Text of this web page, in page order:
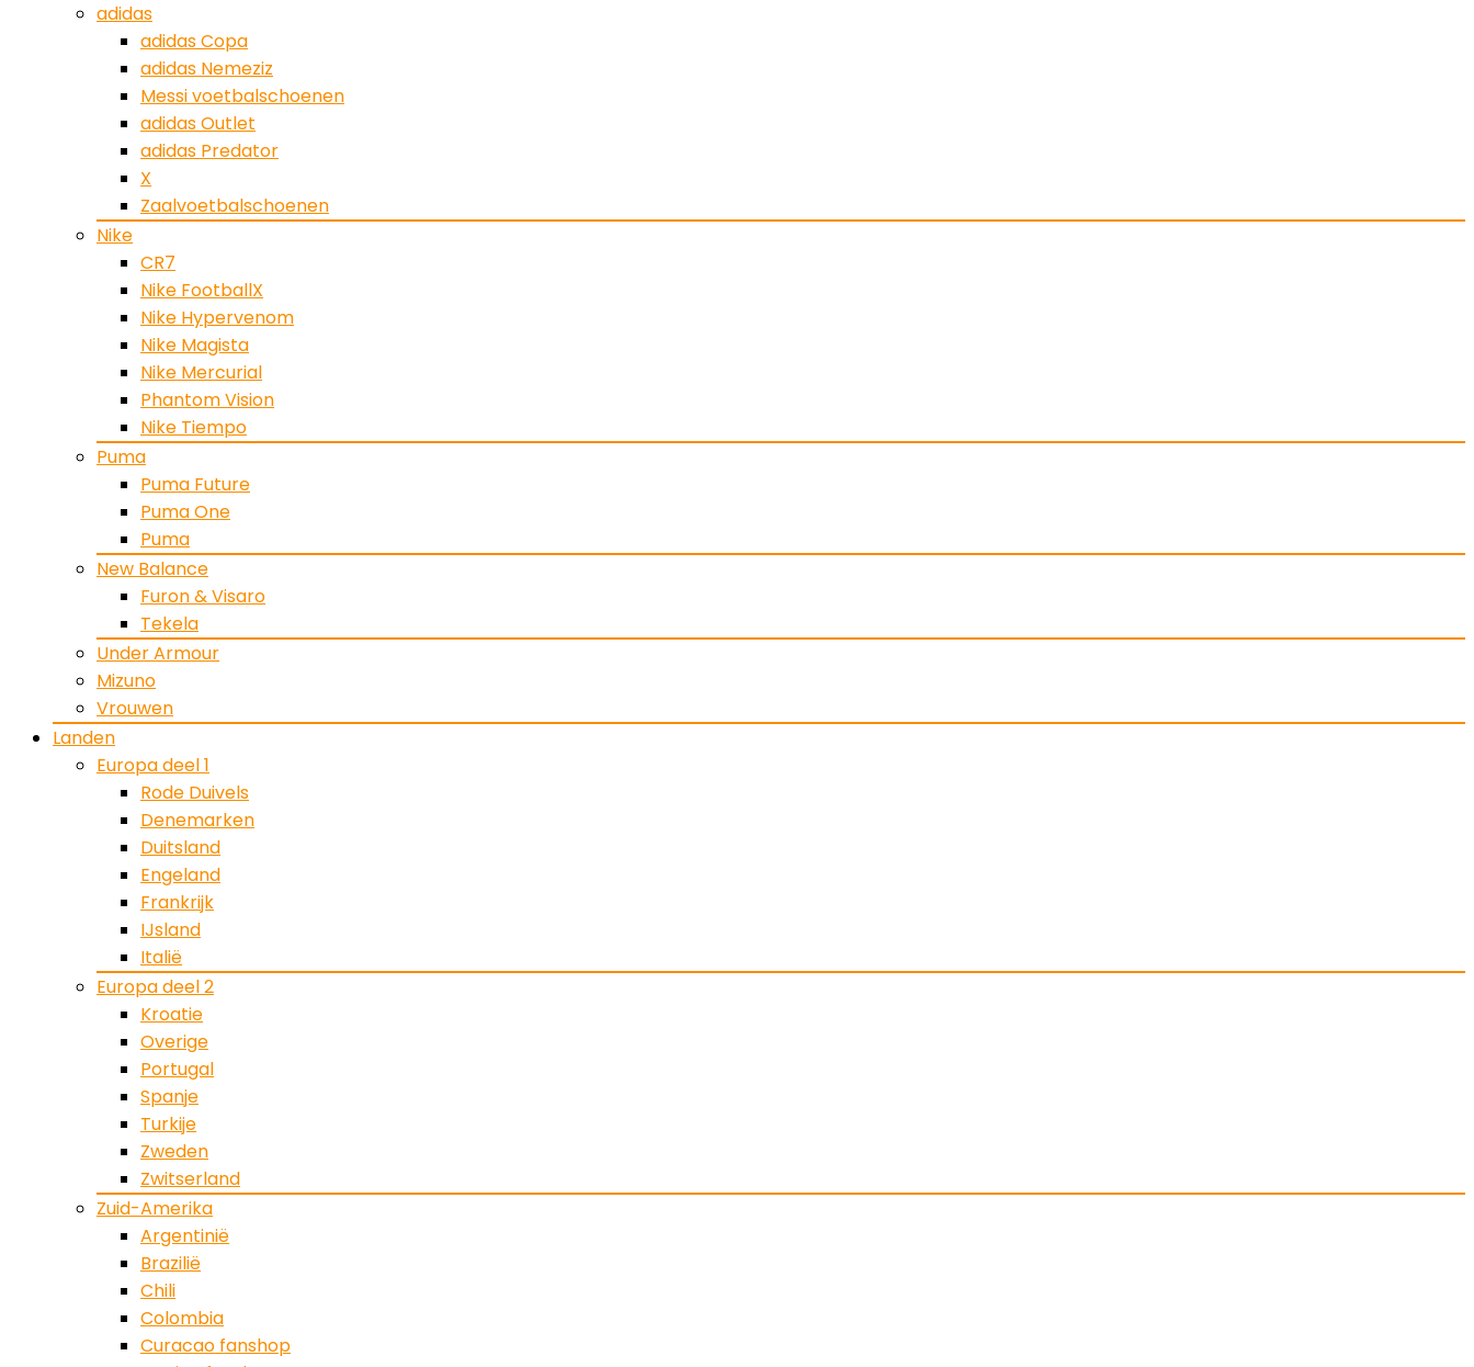
adidas
adidas Copa
adidas Nemeziz
Messi voetbalschoenen
adidas Outlet
adidas Predator
X
Zaalvoetbalschoenen
Nike
CR7
Nike FootballX
Nike Hypervenom
Nike Magista
Nike Mercurial
Phantom Vision
Nike Tiempo
Puma
Puma Future
Puma One
Puma
New Balance
Furon & Visaro
Tekela
Under Armour
Mizuno
Vrouwen
Landen
Europa deel 1
Rode Duivels
Denemarken
Duitsland
Engeland
Frankrijk
IJsland
Italië
Europa deel 2
Kroatie
Overige
Portugal
Spanje
Turkije
Zweden
Zwitserland
Zuid-Amerika
Argentinië
Brazilië
Chili
Colombia
Curacao fanshop